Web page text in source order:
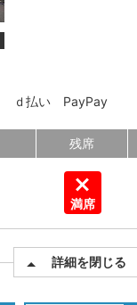
ｄ払い PayPay
残席
満席
詳細を閉じる